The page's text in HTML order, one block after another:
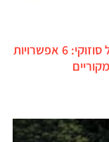
הוצג הסדר פשרה בפרשת ההיברידיות של סוזוקי: 6 אפשרויות